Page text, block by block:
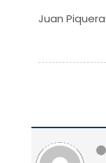
Juan